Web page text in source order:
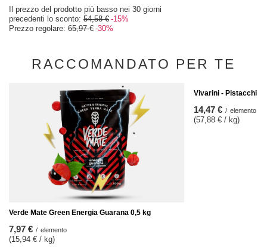
Il prezzo del prodotto più basso nei 30 giorni
precedenti lo sconto: 54,58 € -15%
Prezzo regolare: 65,97 € -30%
RACCOMANDATO PER TE
Verde Mate Green Energia Guarana 0,5 kg
7,97 € / elemento
(15,94 € / kg)
Vivarini - Pistacchi
14,47 € / elemento
(57,88 € / kg)